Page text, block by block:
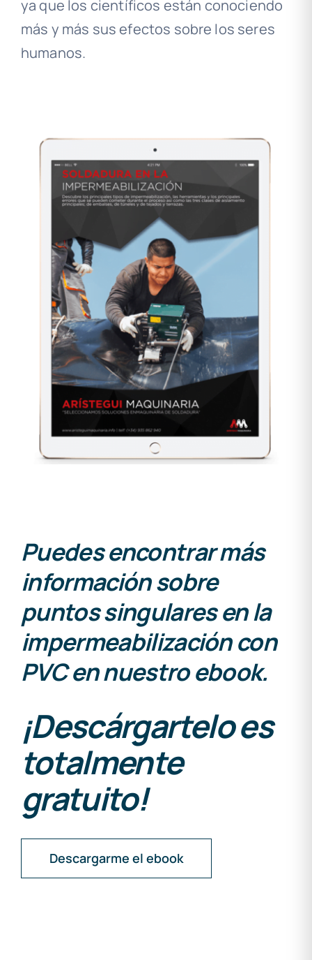
ya que los científicos están conociendo
más y más sus efectos sobre los seres
humanos.
Puedes encontrar más
información sobre
puntos singulares en la
impermeabilización con
PVC en nuestro ebook.
¡Descárgartelo es
totalmente
gratuito!
Descargarme el ebook